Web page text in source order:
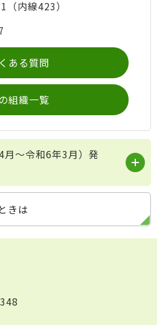
内線423）
ある質問
組織一覧
～令和6年3月）発
きは